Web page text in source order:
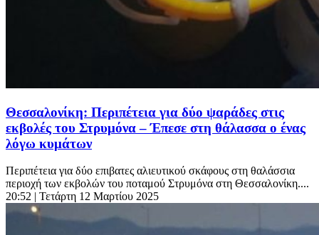
Θεσσαλονίκη: Περιπέτεια για δύο ψαράδες στις
εκβολές του Στρυμόνα – Έπεσε στη θάλασσα ο ένας
λόγω κυμάτων
Περιπέτεια για δύο επιβατες αλιευτικού σκάφους στη θαλάσσια
περιοχή των εκβολών του ποταμού Στρυμόνα στη Θεσσαλονίκη....
20:52 | Τετάρτη 12 Μαρτίου 2025